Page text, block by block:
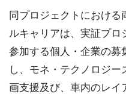
同プロジェクトにおける
ルキャリアは、実証プロ
参加する個人・企業の募
し、モネ・テクノロジ
画支援及び、車内のレイ